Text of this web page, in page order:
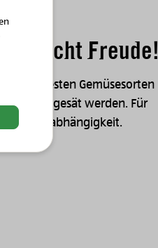
macht Freude!
samenfesten Gemüsesorten
wieder gesät werden. Für
und Unabhängigkeit.